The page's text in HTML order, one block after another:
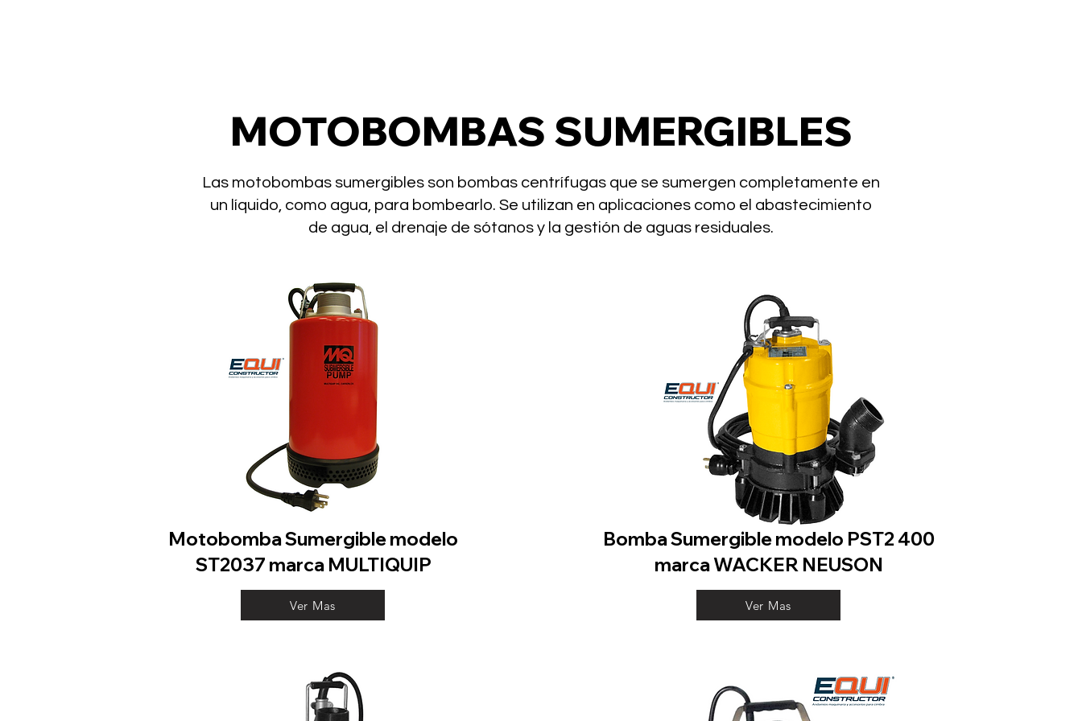
MOTOBOMBAS SUMERGIBLES
Las motobombas sumergibles son bombas centrífugas que se sumergen completamente en
un líquido, como agua, para bombearlo. Se utilizan en aplicaciones como el abastecimiento
de agua, el drenaje de sótanos y la gestión de aguas residuales.
Motobomba Sumergible modelo
ST2037 marca MULTIQUIP
Ver Mas
Bomba Sumergible modelo PST2 400
marca WACKER NEUSON
Ver Mas